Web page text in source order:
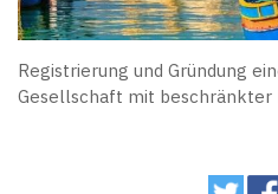
Registrierung und Gründung
Gesellschaft mit beschränkter